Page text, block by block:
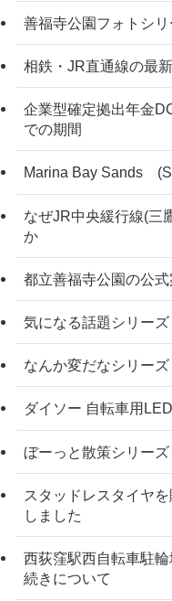
善福寺公園フォト
相鉄・JR直通線の最
企業型確定拠出年金
での期間
Marina Bay Sands
なぜJR中央緩行線(三
か
都立善福寺公園の公式
気になる話題シリー
なんか変だなシリー
ダイソー 自転車用
ぼーっと散策シリー
スタッドレスタイヤ
しました
西荻窪駅西自転車駐
続きについて